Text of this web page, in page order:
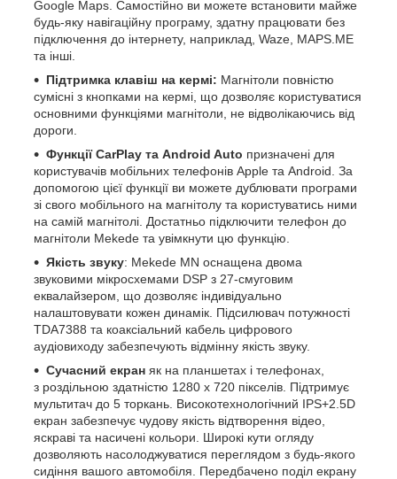
Google Maps. Самостійно ви можете встановити майже
будь-яку навігаційну програму, здатну працювати без
підключення до інтернету, наприклад, Waze, MAPS.ME
та інші.
Підтримка клавіш на кермі: Магнітоли повністю
сумісні з кнопками на кермі, що дозволяє користуватися
основними функціями магнітоли, не відволікаючись від
дороги.
Функції CarPlay та Android Auto призначені для
користувачів мобільних телефонів Apple та Android. За
допомогою цієї функції ви можете дублювати програми
зі свого мобільного на магнітолу та користуватись ними
на самій магнітолі. Достатньо підключити телефон до
магнітоли Mekede та увімкнути цю функцію.
Якість звуку: Mekede MN оснащена двома
звуковими мікросхемами DSP з 27-смуговим
еквалайзером, що дозволяє індивідуально
налаштовувати кожен динамік. Підсилювач потужності
TDA7388 та коаксіальний кабель цифрового
аудіовиходу забезпечують відмінну якість звуку.
Сучасний екран як на планшетах і телефонах,
з роздільною здатністю 1280 х 720 пікселів. Підтримує
мультитач до 5 торкань. Високотехнологічний IPS+2.5D
екран забезпечує чудову якість відтворення відео,
яскраві та насичені кольори. Широкі кути огляду
дозволяють насолоджуватися переглядом з будь-якого
сидіння вашого автомобіля. Передбачено поділ екрану